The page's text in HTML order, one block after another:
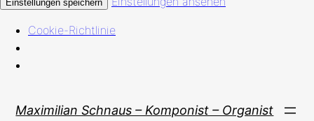
Einstellungen speichern
Cookie-Richtlinie
InhaltMaximilian Schnaus – Komponist – Organist